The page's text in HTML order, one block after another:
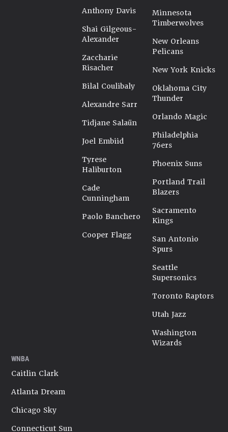
Anthony Davis
Shai Gilgeous-
Alexander
Zaccharie
Risacher
Bilal Coulibaly
Alexandre Sarr
Tidjane Salaün
Joel Embiid
Tyrese
Haliburton
Cade
Cunningham
Paolo Banchero
Cooper Flagg
Minnesota
Timberwolves
New Orleans
Pelicans
New York Knicks
Oklahoma City
Thunder
Orlando Magic
Philadelphia
76ers
Phoenix Suns
Portland Trail
Blazers
Sacramento
Kings
San Antonio
Spurs
Seattle
Supersonics
Toronto Raptors
Utah Jazz
Washington
Wizards
WNBA
Caitlin Clark
Atlanta Dream
Chicago Sky
Connecticut Sun